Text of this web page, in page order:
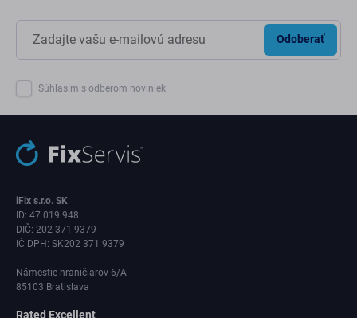
Odoberať
Súhlasím s odberom noviniek
iFix s.r.o. SK
ID: 47 019 948
DIČ: 202 371 9379
IČ DPH: SK202 371 9379
Námestie hraničiarov 6/A
85103 Bratislava
Rated Excellent